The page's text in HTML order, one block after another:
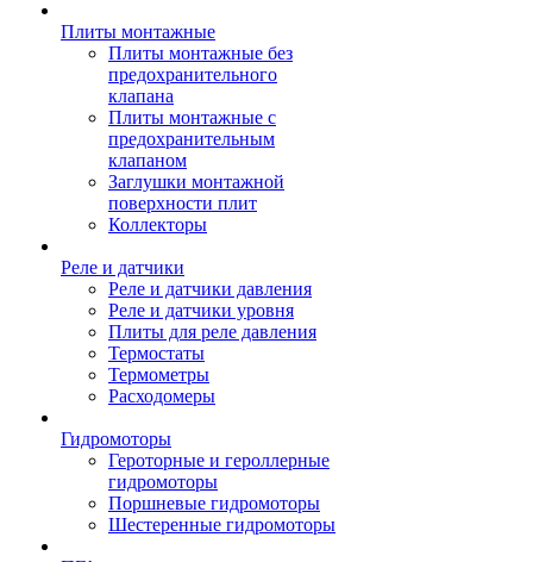
Плиты монтажные
Плиты монтажные без
предохранительного
клапана
Плиты монтажные с
предохранительным
клапаном
Заглушки монтажной
поверхности плит
Коллекторы
Реле и датчики
Реле и датчики давления
Реле и датчики уровня
Плиты для реле давления
Термостаты
Термометры
Расходомеры
Гидромоторы
Героторные и героллерные
гидромоторы
Поршневые гидромоторы
Шестеренные гидромоторы